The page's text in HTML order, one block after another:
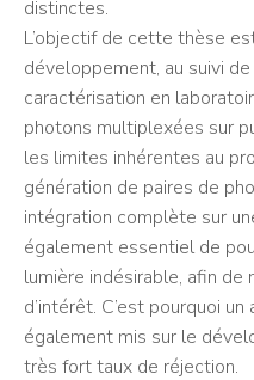
distinctes.
L’objectif de cette thèse
développement, au suivi
caractérisation en
photons multiplexées sur
les limites inhérentes au
génération de paires de
intégration complète sur
également essentiel de
lumière indésirable, afin
d’intérêt. C’est pourquoi
également mis sur le
très fort taux de réjection.